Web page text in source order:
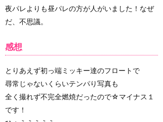
夜パレよりも昼パレの方が人がいました！なぜ
だ、不思議。
感想
とりあえず初っ端ミッキー達のフロートで
尋常じゃないくらいテンパり写真も
全く撮れず不完全燃焼だったので☆マイナス１
です！